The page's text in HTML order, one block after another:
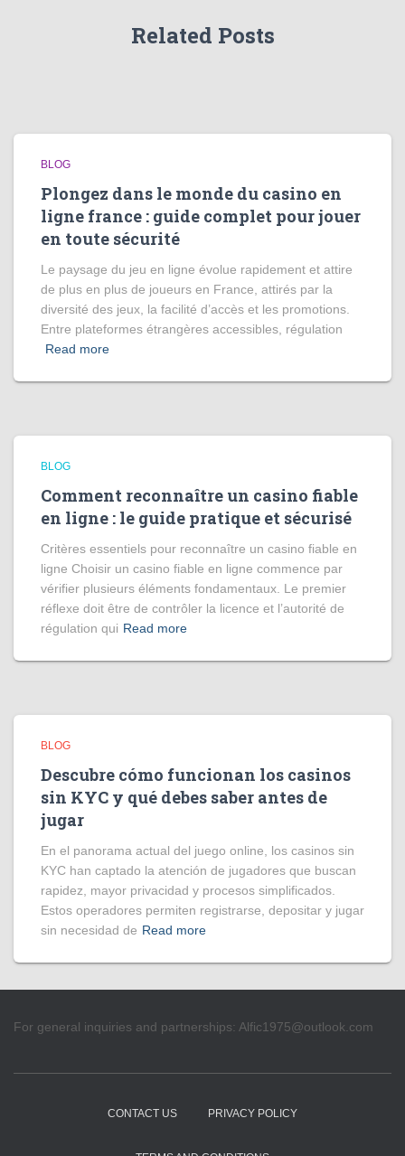
Related Posts
BLOG
Plongez dans le monde du casino en
ligne france : guide complet pour jouer
en toute sécurité
Le paysage du jeu en ligne évolue rapidement et attire
de plus en plus de joueurs en France, attirés par la
diversité des jeux, la facilité d’accès et les promotions.
Entre plateformes étrangères accessibles, régulation
Read more
BLOG
Comment reconnaître un casino fiable
en ligne : le guide pratique et sécurisé
Critères essentiels pour reconnaître un casino fiable en
ligne Choisir un casino fiable en ligne commence par
vérifier plusieurs éléments fondamentaux. Le premier
réflexe doit être de contrôler la licence et l’autorité de
régulation qui Read more
BLOG
Descubre cómo funcionan los casinos
sin KYC y qué debes saber antes de
jugar
En el panorama actual del juego online, los casinos sin
KYC han captado la atención de jugadores que buscan
rapidez, mayor privacidad y procesos simplificados.
Estos operadores permiten registrarse, depositar y jugar
sin necesidad de Read more
For general inquiries and partnerships: Alfic1975@outlook.com
CONTACT US PRIVACY POLICY